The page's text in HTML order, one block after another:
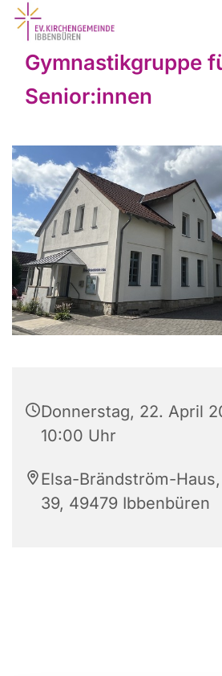
Gymnastikgruppe
Senior:innen
Donnerstag, 22. April
10:00 Uhr
Elsa-Brändström-
39, 49479 Ibbenbüren